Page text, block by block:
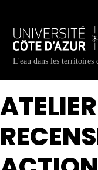
content
L'eau dans les territoires